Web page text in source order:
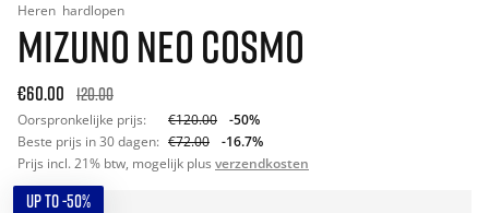
Heren hardlopen
MIZUNO NEO COSMO
€60.00 120.00
Oorspronkelijke prijs: €120.00
-50%
Beste prijs in 30 dagen: €72.00
-16.7%
Prijs incl. 21% btw, mogelijk plus verzendkosten
UP TO -50%